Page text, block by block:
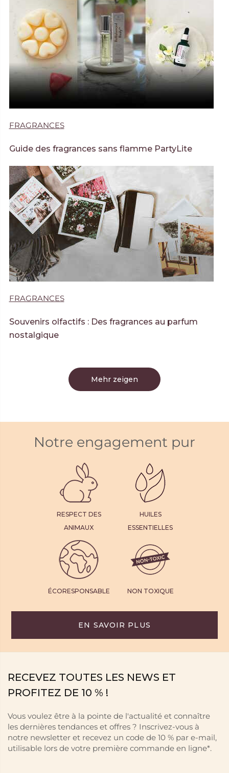
FRAGRANCES
Guide des fragrances sans flamme PartyLite
FRAGRANCES
Souvenirs olfactifs : Des fragrances au parfum
nostalgique
Mehr zeigen
Notre engagement pur
RESPECT DES
ANIMAUX
HUILES
ESSENTIELLES
ÉCORESPONSABLE NON TOXIQUE
EN SAVOIR PLUS
RECEVEZ TOUTES LES NEWS ET
PROFITEZ DE 10 % !
Vous voulez être à la pointe de l'actualité et connaître
les dernières tendances et offres ? Inscrivez-vous à
notre newsletter et recevez un code de 10 % par e-mail,
utilisable lors de votre première commande en ligne*.